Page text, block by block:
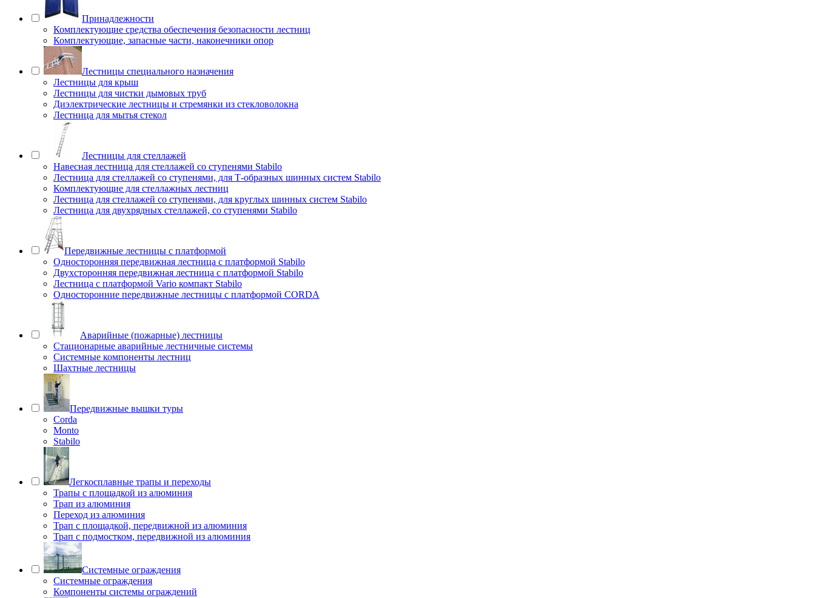
Принадлежности
Комплектующие средства обеспечения безопасности лестниц
Комплектующие, запасные части, наконечники опор
Лестницы специального назначения
Лестницы для крыш
Лестницы для чистки дымовых труб
Диэлектрические лестницы и стремянки из стекловолокна
Лестница для мытья стекол
Лестницы для стеллажей
Навесная лестница для стеллажей со ступенями Stabilo
Лестница для стеллажей со ступенями, для Т-образных шинных систем Stabilo
Комплектующие для стеллажных лестниц
Лестница для стеллажей со ступенями, для круглых шинных систем Stabilo
Лестница для двухрядных стеллажей, со ступенями Stabilo
Передвижные лестницы с платформой
Односторонняя передвижная лестница с платформой Stabilo
Двухсторонняя передвижная лестница с платформой Stabilo
Лестница с платформой Vario компакт Stabilo
Односторонние передвижные лестницы с платформой CORDA
Аварийные (пожарные) лестницы
Стационарные аварийные лестничные системы
Системные компоненты лестниц
Шахтные лестницы
Передвижные вышки туры
Corda
Monto
Stabilo
Легкосплавные трапы и переходы
Трапы с площадкой из алюминия
Трап из алюминия
Переход из алюминия
Трап с площадкой, передвижной из алюминия
Трап с подмостком, передвижной из алюминия
Системные ограждения
Системные ограждения
Компоненты системы ограждений